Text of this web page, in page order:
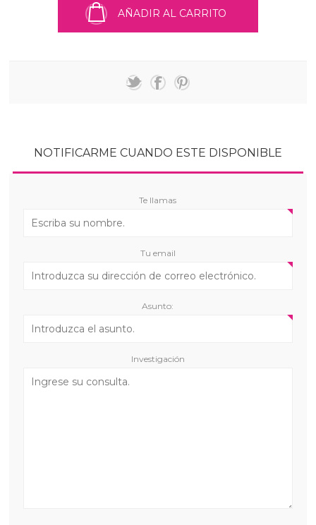
AÑADIR AL CARRITO
NOTIFICARME CUANDO ESTE DISPONIBLE
Te llamas
Tu email
Asunto:
Investigación